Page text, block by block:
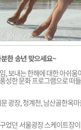
한 송년 맞으세요~
, 보내는 한해에 대한 아쉬움
성한 문화 프로그램으로 떠
광장, 청계천, 남산골한옥
었던 서울광장 스케이트장